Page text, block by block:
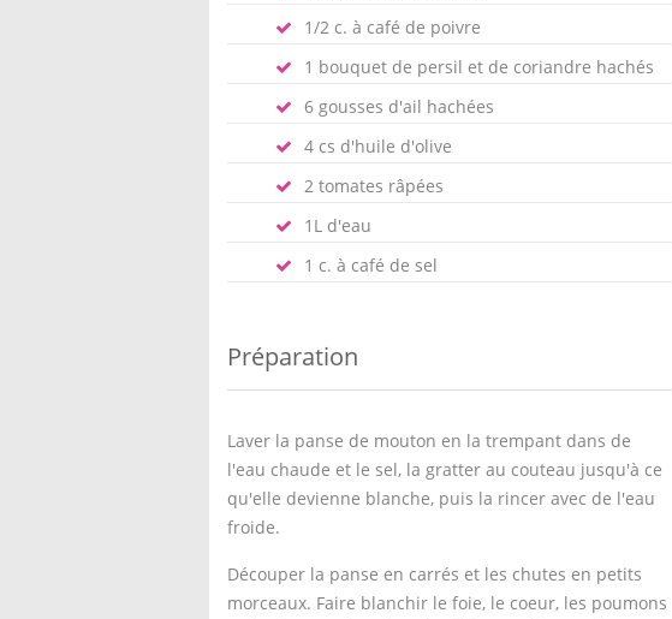
1/2 c. à café de poivre
1 bouquet de persil et de coriandre hachés
6 gousses d'ail hachées
4 cs d'huile d'olive
2 tomates râpées
1L d'eau
1 c. à café de sel
Préparation
Laver la panse de mouton en la trempant dans de
l'eau chaude et le sel, la gratter au couteau jusqu'à ce
qu'elle devienne blanche, puis la rincer avec de l'eau
froide.
Découper la panse en carrés et les chutes en petits
morceaux. Faire blanchir le foie, le coeur, les poumons